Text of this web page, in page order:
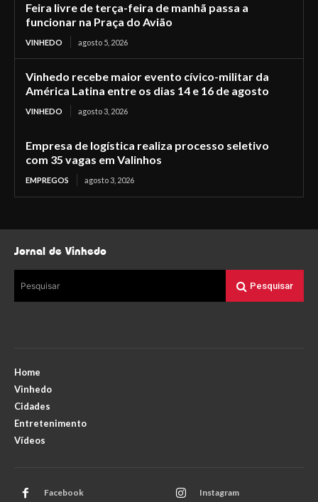
Feira livre de terça-feira de manhã passa a
funcionar na Praça do Avião
VINHEDO agosto 5, 2026
Vinhedo recebe maior evento cívico-militar da
América Latina entre os dias 14 e 16 de agosto
VINHEDO agosto 3, 2026
Empresa de logística realiza processo seletivo
com 35 vagas em Valinhos
EMPREGOS agosto 3, 2026
Jornal de Vinhedo
Pesquisar Pesquisar
Home
Vinhedo
Cidades
Entretenimento
Vídeos
Facebook Instagram